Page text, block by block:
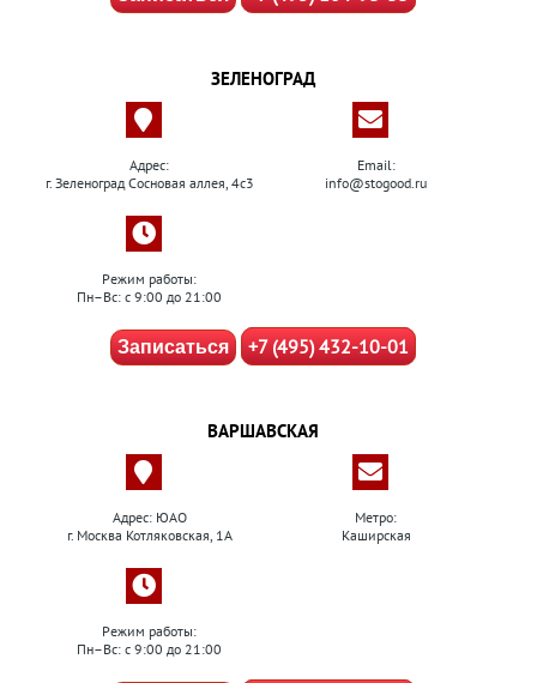
ЗЕЛЕНОГРАД
Адрес:
г. Зеленоград Сосновая аллея, 4с3
Email:
info@stogood.ru
Режим работы:
Пн–Вс: с 9:00 до 21:00
Записаться +7 (495) 432-10-01
ВАРШАВСКАЯ
Адрес: ЮАО
г. Москва Котляковская, 1А
Метро:
Каширская
Режим работы:
Пн–Вс: с 9:00 до 21:00